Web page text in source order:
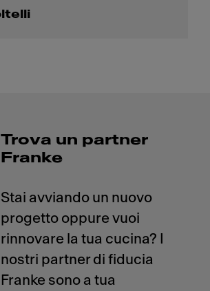
Trova un partner
Franke
Stai avviando un nuovo
progetto oppure vuoi
rinnovare la tua cucina? I
nostri partner di fiducia
Franke sono a tua